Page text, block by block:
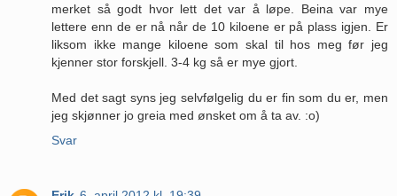
merket så godt hvor lett det var å løpe. Beina var mye
lettere enn de er nå når de 10 kiloene er på plass igjen. Er
liksom ikke mange kiloene som skal til hos meg før jeg
kjenner stor forskjell. 3-4 kg så er mye gjort.
Med det sagt syns jeg selvfølgelig du er fin som du er, men
jeg skjønner jo greia med ønsket om å ta av. :o)
Svar